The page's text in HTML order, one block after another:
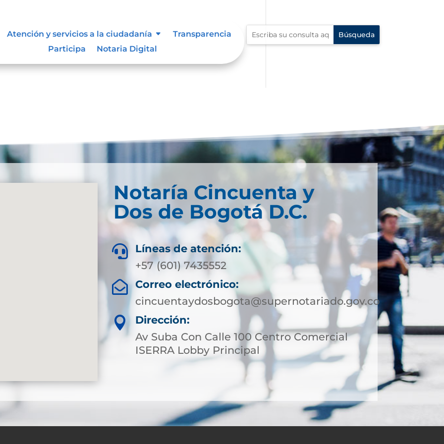
Atención y servicios a la ciudadanía
Transparencia
Participa
Notaria Digital
Notaría Cincuenta y
Dos de Bogotá D.C.

Líneas de atención:
+57 (601) 7435552

Correo electrónico:
cincuentaydosbogota@supernotariado.gov.co

Dirección:
Av Suba Con Calle 100 Centro Comercial
ISERRA Lobby Principal